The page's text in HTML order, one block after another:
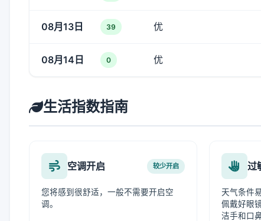
08月13日 39 优
08月14日 0 优
生活指数指南
空调开启 较少开启
您将感到很舒适，一般不需要开启空
调。
过
天气条件
佩戴好眼
洁手和口鼻